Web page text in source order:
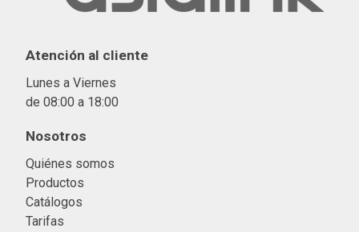
Atención al cliente
Lunes a Viernes
de 08:00 a 18:00
Nosotros
Quiénes somos
Productos
Catálogos
Tarifas